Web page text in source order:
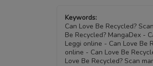
Keywords:
Can Love Be Recycled?
Be Recycled? MangaDex -
Leggi online - Can Love Be
online - Can Love Be
Love Be Recycled? Scan